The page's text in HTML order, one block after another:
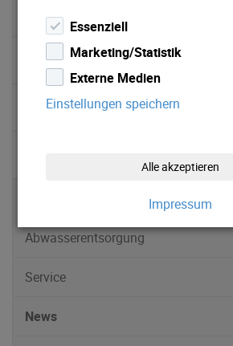
▹ Wasserverbrauch
▹ Wasserkreislauf
▹ Wasserqualität
Abwasserentsorgung
Service
News
Essenziell
Marketing/Statistik
Externe Medien
Einstellungen speichern
Alle akzeptieren
Impressum